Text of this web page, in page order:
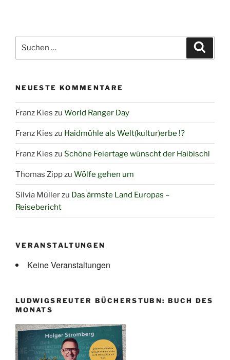
nach:
NEUESTE KOMMENTARE
Franz Kies zu World Ranger Day
Franz Kies zu Haidmühle als Welt(kultur)erbe !?
Franz Kies zu Schöne Feiertage wünscht der Haibischl
Thomas Zippzu Wölfe gehen um
Silvia Müllerzu Das ärmste Land Europas –
Reisebericht
VERANSTALTUNGEN
Keine Veranstaltungen
LUDWIGSREUTER BÜCHERSTUBN: BUCH DES
MONATS